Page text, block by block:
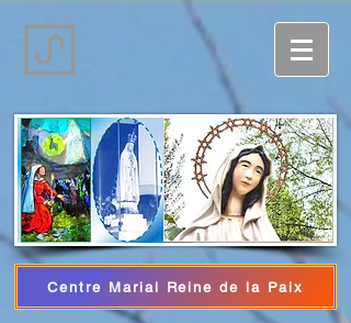
Iniciar sesión
Centre Marial Reine de la Paix